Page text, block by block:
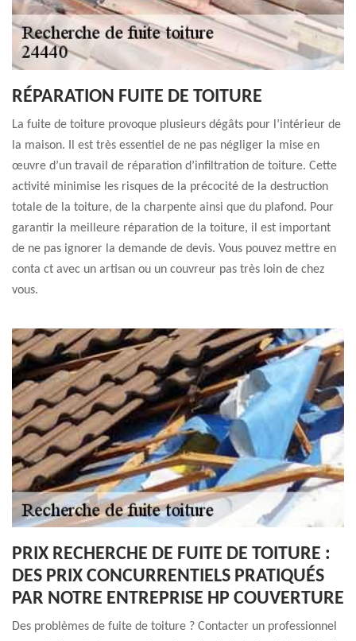
RÉPARATION FUITE DE TOITURE
La fuite de toiture provoque plusieurs dégâts pour l’intérieur de
la maison. Il est très essentiel de ne pas négliger la mise en
œuvre d’un travail de réparation d’infiltration de toiture. Cette
activité minimise les risques de la précocité de la destruction
totale de la toiture, de la charpente ainsi que du plafond. Pour
garantir la meilleure réparation de la toiture, il est important
de ne pas ignorer la demande de devis. Vous pouvez mettre en
conta ct avec un artisan ou un couvreur pas très loin de chez
vous.
PRIX RECHERCHE DE FUITE DE TOITURE :
DES PRIX CONCURRENTIELS PRATIQUÉS
PAR NOTRE ENTREPRISE HP COUVERTURE
Des problèmes de fuite de toiture ? Contacter un professionnel